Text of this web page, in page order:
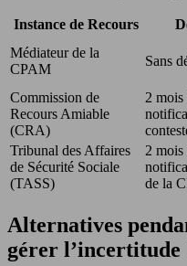
Instance de Recours
Médiateur de la
CPAM
Sans
Commission de
Recours Amiable
(CRA)
2 mois
Tribunal des Affaires
de Sécurité Sociale
(TASS)
2 mois
de la
Alternatives
gérer l’incertitude